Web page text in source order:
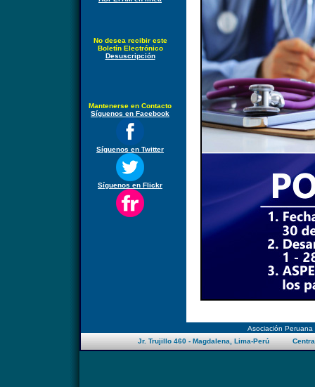
No desea recibir este
Boletín Electrónico
Desuscripción
Mantenerse en Contacto
Síguenos en Facebook
Síguenos en Twitter
Síguenos en Flickr
Asociación Peruana
Jr. Trujillo 460 - Magdalena, Lima-Perú